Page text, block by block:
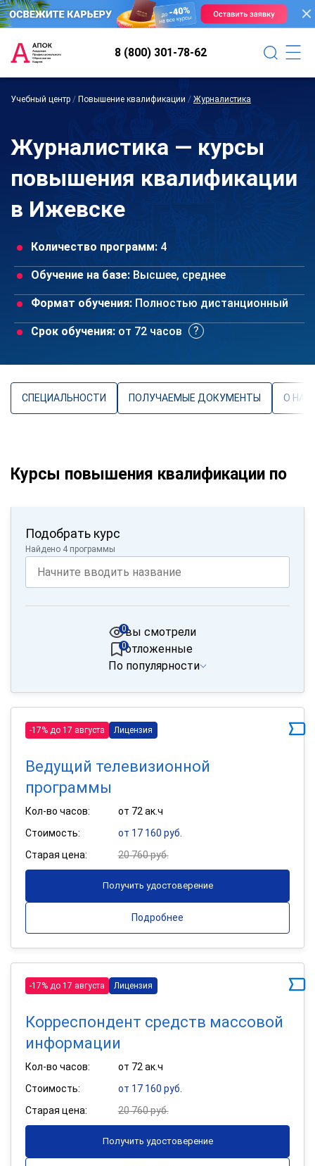
8 (800) 301-78-62
Учебный центр / Повышение квалификации / Журналистика
Журналистика — курсы
повышения квалификации
в Ижевске
Количество программ: 4
Обучение на базе: Высшее, среднее
Формат обучения: Полностью дистанционный
Срок обучения: от 72 часов
СПЕЦИАЛЬНОСТИ ПОЛУЧАЕМЫЕ ДОКУМЕНТЫ О
Курсы повышения квалификации по
Подобрать курс
Найдено 4 программы
вы смотрели
0
отложенные
0
По популярности
-17% до 17 августа Лицензия
Ведущий телевизионной
программы
Кол-во часов:
от 72 ак.ч
Стоимость:
от 17 160 руб.
Старая цена:
20 760 руб.
Получить удостоверение
Подробнее
-17% до 17 августа Лицензия
Корреспондент средств массовой
информации
Кол-во часов:
от 72 ак.ч
Стоимость:
от 17 160 руб.
Старая цена:
20 760 руб.
Получить удостоверение